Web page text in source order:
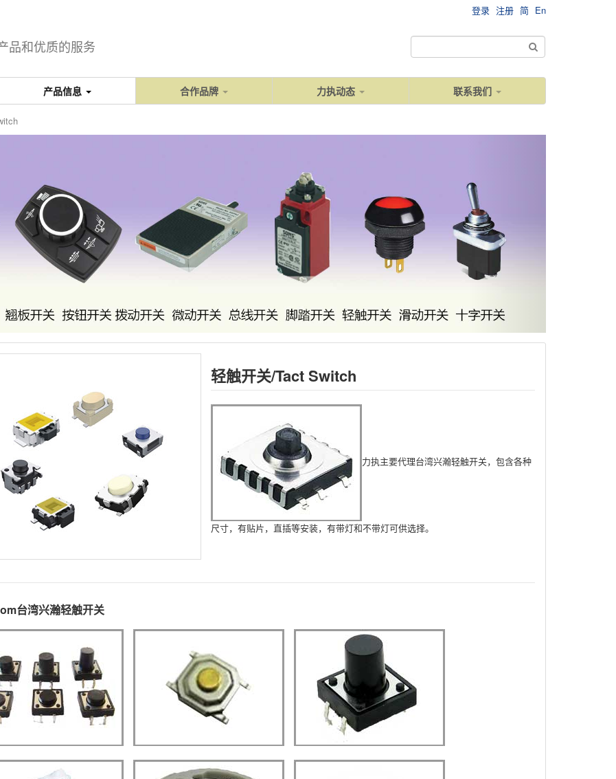
登录 注册 简 En
品和优质的服务
产品信息 合作品牌 力执动态 联系我们
轻触开关/Tact Switch
力执主要代理台湾兴瀚轻触开关，包含各种
尺寸，有贴片，直插等安装，有带灯和不带灯可供选择。
台湾兴瀚轻触开关